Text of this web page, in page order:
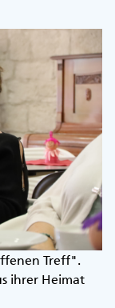
Treff".
ihrer Heimat